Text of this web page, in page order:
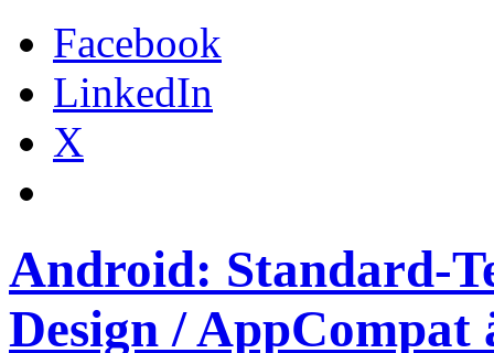
Facebook
LinkedIn
X
Android: Standard-
Design / AppCompat